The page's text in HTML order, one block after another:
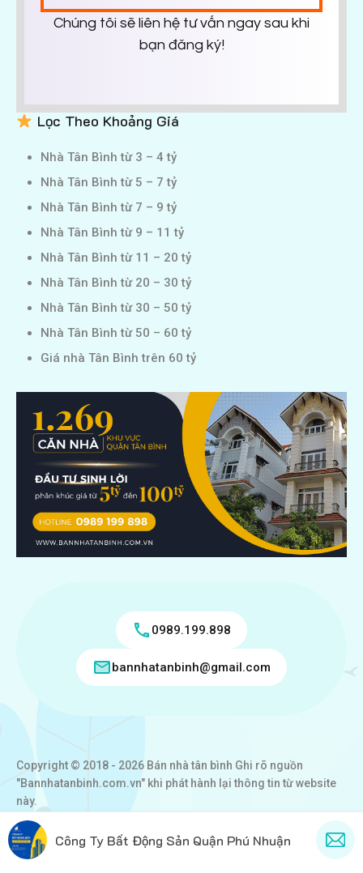
Chúng tôi sẽ liên hệ tư vấn ngay sau khi
bạn đăng ký!
Lọc Theo Khoảng Giá
Nhà Tân Bình từ 3 – 4 tỷ
Nhà Tân Bình từ 5 – 7 tỷ
Nhà Tân Bình từ 7 – 9 tỷ
Nhà Tân Bình từ 9 – 11 tỷ
Nhà Tân Bình từ 11 – 20 tỷ
Nhà Tân Bình từ 20 – 30 tỷ
Nhà Tân Bình từ 30 – 50 tỷ
Nhà Tân Bình từ 50 – 60 tỷ
Giá nhà Tân Bình trên 60 tỷ
0989.199.898
bannhatanbinh@gmail.com
Copyright © 2018 - 2026 Bán nhà tân bình Ghi rõ nguồn
"Bannhatanbinh.com.vn" khi phát hành lại thông tin từ website
này.
Công Ty Bất Động Sản Quận Phú Nhuận